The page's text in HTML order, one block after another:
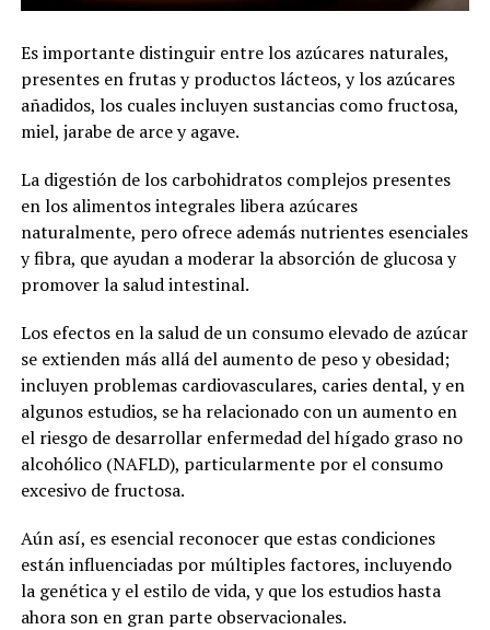
Es importante distinguir entre los azúcares naturales,
presentes en frutas y productos lácteos, y los azúcares
añadidos, los cuales incluyen sustancias como fructosa,
miel, jarabe de arce y agave.
La digestión de los carbohidratos complejos presentes
en los alimentos integrales libera azúcares
naturalmente, pero ofrece además nutrientes esenciales
y fibra, que ayudan a moderar la absorción de glucosa y
promover la salud intestinal.
Los efectos en la salud de un consumo elevado de azúcar
se extienden más allá del aumento de peso y obesidad;
incluyen problemas cardiovasculares, caries dental, y en
algunos estudios, se ha relacionado con un aumento en
el riesgo de desarrollar enfermedad del hígado graso no
alcohólico (NAFLD), particularmente por el consumo
excesivo de fructosa.
Aún así, es esencial reconocer que estas condiciones
están influenciadas por múltiples factores, incluyendo
la genética y el estilo de vida, y que los estudios hasta
ahora son en gran parte observacionales.